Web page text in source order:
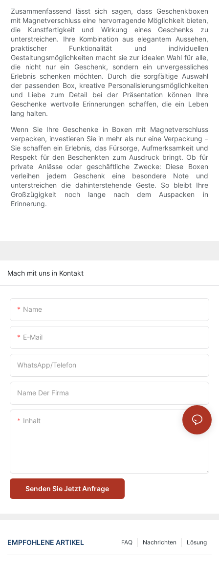
Zusammenfassend lässt sich sagen, dass Geschenkboxen
mit Magnetverschluss eine hervorragende Möglichkeit bieten,
die Kunstfertigkeit und Wirkung eines Geschenks zu
unterstreichen. Ihre Kombination aus elegantem Aussehen,
praktischer Funktionalität und individuellen
Gestaltungsmöglichkeiten macht sie zur idealen Wahl für alle,
die nicht nur ein Geschenk, sondern ein unvergessliches
Erlebnis schenken möchten. Durch die sorgfältige Auswahl
der passenden Box, kreative Personalisierungsmöglichkeiten
und Liebe zum Detail bei der Präsentation können Ihre
Geschenke wertvolle Erinnerungen schaffen, die ein Leben
lang halten.
Wenn Sie Ihre Geschenke in Boxen mit Magnetverschluss
verpacken, investieren Sie in mehr als nur eine Verpackung –
Sie schaffen ein Erlebnis, das Fürsorge, Aufmerksamkeit und
Respekt für den Beschenkten zum Ausdruck bringt. Ob für
private Anlässe oder geschäftliche Zwecke: Diese Boxen
verleihen jedem Geschenk eine besondere Note und
unterstreichen die dahinterstehende Geste. So bleibt Ihre
Großzügigkeit noch lange nach dem Auspacken in
Erinnerung.
Mach mit uns in Kontakt
Name
E-Mail
WhatsApp/Telefon
Name Der Firma
Inhalt
Senden Sie Jetzt Anfrage
EMPFOHLENE ARTIKEL Lösung
Nachrichten
FAQ